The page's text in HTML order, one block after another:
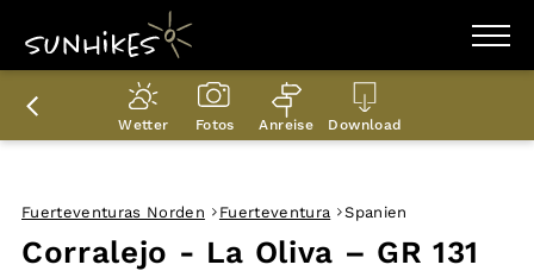
WANDERZIELE
WANDERUNGEN
ENTDECKEN
PLANER
Wetter Fotos Anreise Download
Corralejo - La Oliva – GR 131
Fuerteventuras Norden Fuerteventura Spanien